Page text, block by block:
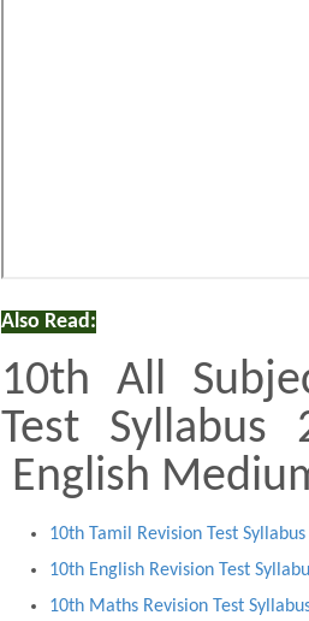
Also Read:
10th All
Test Syllabus
English
10th Tamil Revision Test
10th English Revision Test
10th Maths Revision Test